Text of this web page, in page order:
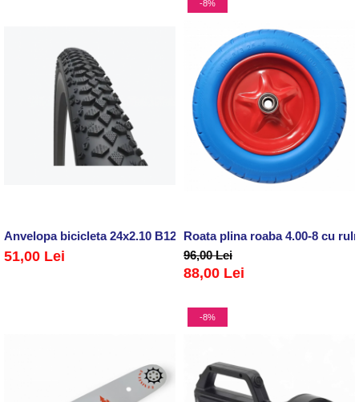
Anvelopa bicicleta 24x2.10 B12
51,00 Lei
-8%
Roata plina roaba 4.00-8 cu
96,00 Lei
88,00 Lei
-8%